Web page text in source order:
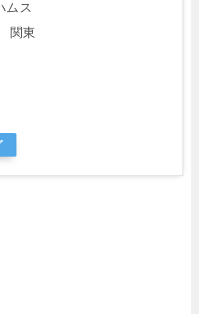
ス
関東